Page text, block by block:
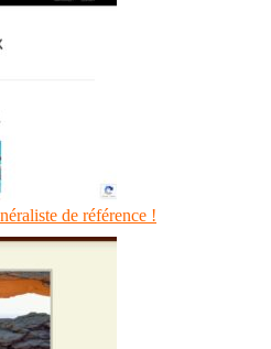
de référence !